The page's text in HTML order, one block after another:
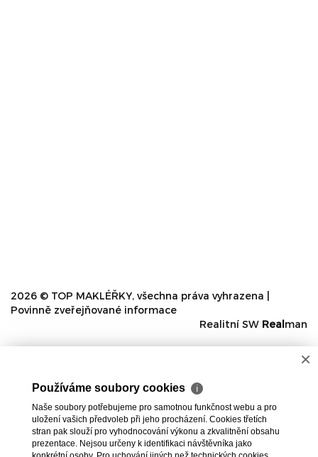
2026 © TOP MAKLÉŘKY, všechna práva vyhrazena |
Povinně zveřejňované informace
Realitní SW Realman
×
Používáme soubory cookies ℹ
Naše soubory potřebujeme pro samotnou funkčnost webu a pro
uložení vašich předvoleb při jeho procházení. Cookies třetích
stran pak slouží pro vyhodnocování výkonu a zkvalitnění obsahu
prezentace. Nejsou určeny k identifikaci návštěvníka jako